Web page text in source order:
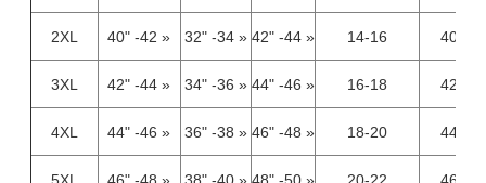
2XL 40" -42 » 32" -34 » 42" -44 » 14-16 40-42
3XL 42" -44 » 34" -36 » 44" -46 » 16-18 42-44
4XL 44" -46 » 36" -38 » 46" -48 » 18-20 44-46